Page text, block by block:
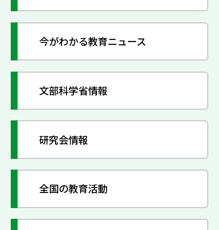
今がわかる教育ニュース
文部科学省情報
研究会情報
全国の教育活動